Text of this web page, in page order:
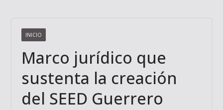
INICIO
Marco jurídico que
sustenta la creación
del SEED Guerrero